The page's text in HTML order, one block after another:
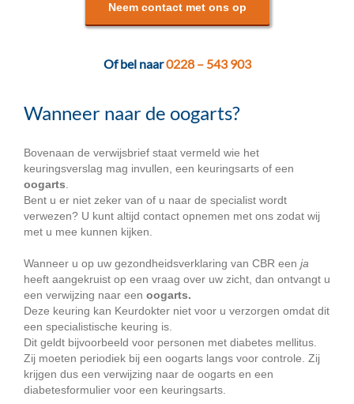
Neem contact met ons op
Of bel naar0228 – 543 903
Wanneer naar de oogarts?
Bovenaan de verwijsbrief staat vermeld wie het
keuringsverslag mag invullen, een keuringsarts of een
oogarts
Bent u er niet zeker van of u naar de specialist wordt
verwezen? U kunt altijd contact opnemen met ons zodat wij
met u mee kunnen kijken.
Wanneer u op uw gezondheidsverklaring van CBR een ja
heeft aangekruist op een vraag over uw zicht, dan ontvangt u
een verwijzing naar een oogarts.
Deze keuring kan Keurdokter niet voor u verzorgen omdat dit
een specialistische keuring is.
Dit geldt bijvoorbeeld voor personen met diabetes mellitus.
Zij moeten periodiek bij een oogarts langs voor controle. Zij
krijgen dus een verwijzing naar de oogarts en een
diabetesformulier voor een keuringsarts.